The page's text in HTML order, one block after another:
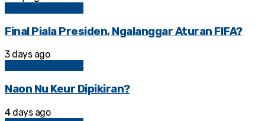
Final Piala Presiden, Ngalanggar Aturan FIFA?
3 days ago
Naon Nu Keur Dipikiran?
4 days ago